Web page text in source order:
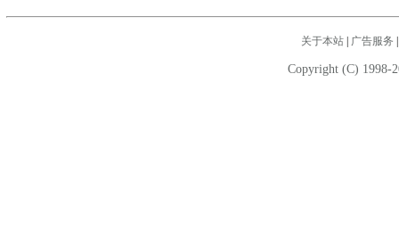
关于本站| 广告服务
Copyright (C) 1998-